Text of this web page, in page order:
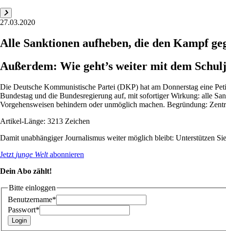
27.03.2020
Alle Sanktionen aufheben, die den Kampf
Außerdem: Wie geht’s weiter mit dem
Die Deutsche Kommunistische Partei (DKP) hat am Donnerstag eine
Bundestag und die Bundesregierung auf, mit sofortiger Wirkung: alle
Vorgehensweisen behindern oder unmöglich machen. Begründung:
Artikel-Länge: 3213 Zeichen
Damit unabhängiger Journalismus weiter möglich bleibt: Unterstützen
Jetzt junge Weltabonnieren
Dein Abo zählt!
Bitte einloggen
Benutzername*
Passwort*